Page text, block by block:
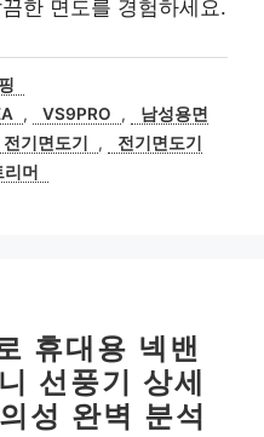
한 면도를 경험하세요.
, VS9PRO ,
남성용면
전기면도기 ,
전기면도기
리머
휴대용 넥밴
선풍기 상세
성 완벽 분석